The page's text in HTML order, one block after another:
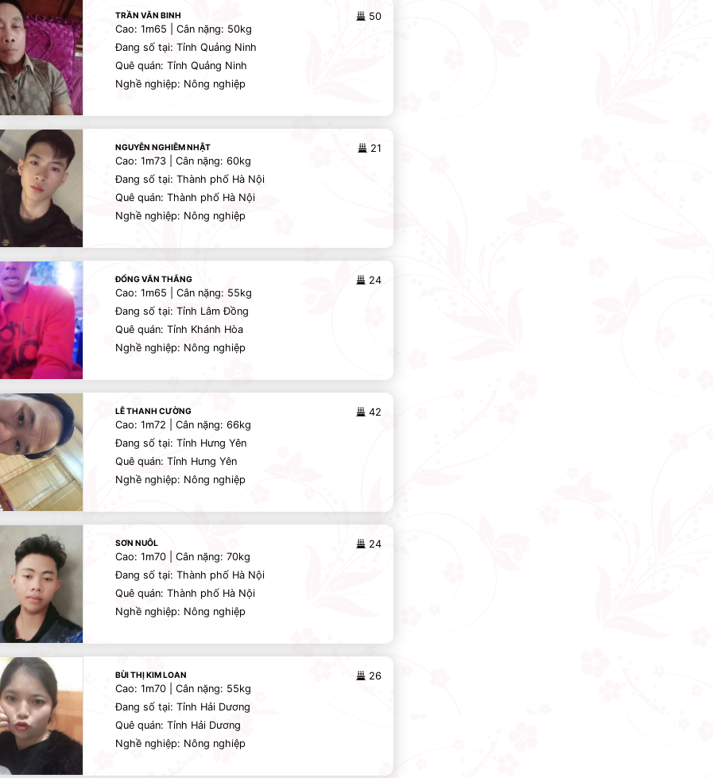
TRẦN VĂN BINH
50
Cao: 1m65 | Cân nặng: 50kg
Đang số tại: Tỉnh Quảng Ninh
Quê quán: Tỉnh Quảng Ninh
Nghề nghiệp: Nông nghiệp
NGUYỄN NGHIÊM NHẬT
21
Cao: 1m73 | Cân nặng: 60kg
Đang số tại: Thành phố Hà Nội
Quê quán: Thành phố Hà Nội
Nghề nghiệp: Nông nghiệp
ĐỔNG VĂN THẮNG
24
Cao: 1m65 | Cân nặng: 55kg
Đang số tại: Tỉnh Lâm Đồng
Quê quán: Tỉnh Khánh Hòa
Nghề nghiệp: Nông nghiệp
LÊ THANH CƯỜNG
42
Cao: 1m72 | Cân nặng: 66kg
Đang số tại: Tỉnh Hưng Yên
Quê quán: Tỉnh Hưng Yên
Nghề nghiệp: Nông nghiệp
SƠN NUÔL
24
Cao: 1m70 | Cân nặng: 70kg
Đang số tại: Thành phố Hà Nội
Quê quán: Thành phố Hà Nội
Nghề nghiệp: Nông nghiệp
BÙI THỊ KIM LOAN
26
Cao: 1m70 | Cân nặng: 55kg
Đang số tại: Tỉnh Hải Dương
Quê quán: Tỉnh Hải Dương
Nghề nghiệp: Nông nghiệp